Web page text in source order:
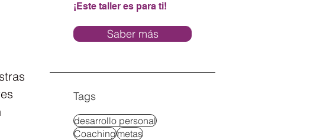
¡Este taller es para ti!
Saber más
Tags
desarrollo personal
Coachingmetas